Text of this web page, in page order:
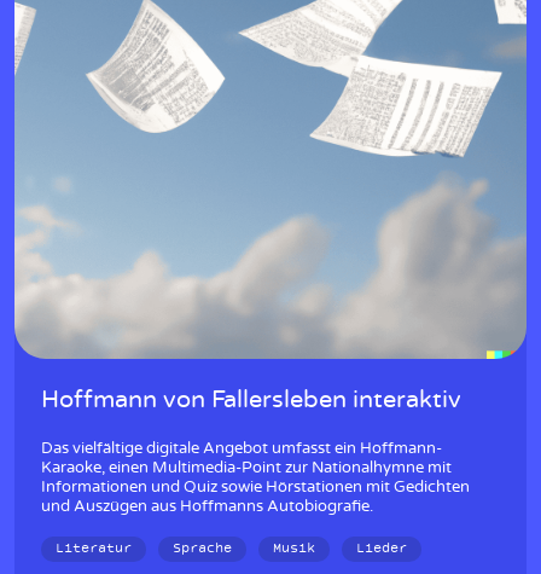
Hoffmann von Fallersleben interaktiv
Das vielfältige digitale Angebot umfasst ein Hoffmann-
Karaoke, einen Multimedia-Point zur Nationalhymne mit
Informationen und Quiz sowie Hörstationen mit Gedichten
und Auszügen aus Hoffmanns Autobiografie.
Literatur Sprache Musik
Lieder